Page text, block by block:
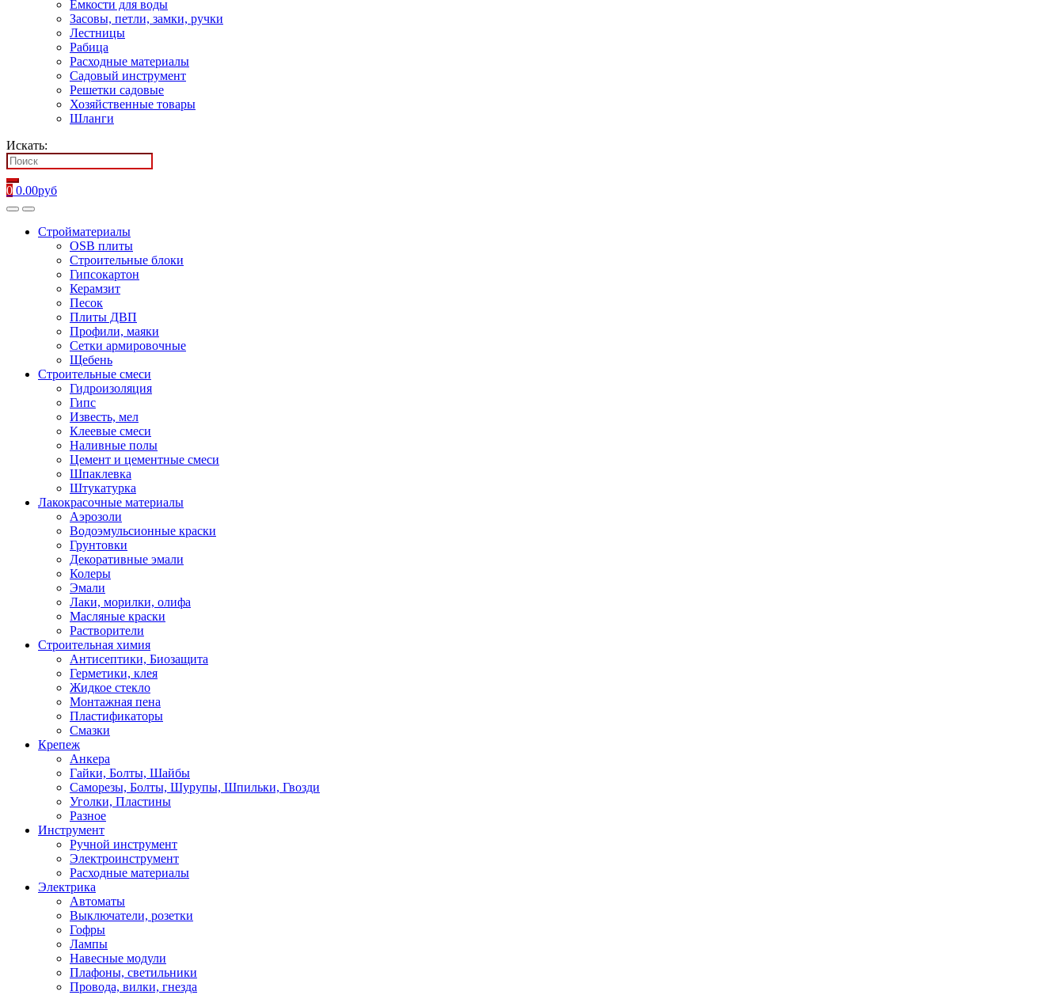
Емкости для воды
Засовы, петли, замки, ручки
Лестницы
Рабица
Расходные материалы
Садовый инструмент
Решетки садовые
Хозяйственные товары
Шланги
Искать:
0 0.00руб
Стройматериалы
OSB плиты
Строительные блоки
Гипсокартон
Керамзит
Песок
Плиты ДВП
Профили, маяки
Сетки армировочные
Щебень
Строительные смеси
Гидроизоляция
Гипс
Известь, мел
Клеевые смеси
Наливные полы
Цемент и цементные смеси
Шпаклевка
Штукатурка
Лакокрасочные материалы
Аэрозоли
Водоэмульсионные краски
Грунтовки
Декоративные эмали
Колеры
Эмали
Лаки, морилки, олифа
Масляные краски
Растворители
Строительная химия
Антисептики, Биозащита
Герметики, клея
Жидкое стекло
Монтажная пена
Пластификаторы
Смазки
Крепеж
Анкера
Гайки, Болты, Шайбы
Саморезы, Болты, Шурупы, Шпильки, Гвозди
Уголки, Пластины
Разное
Инструмент
Ручной инструмент
Электроинструмент
Расходные материалы
Электрика
Автоматы
Выключатели, розетки
Гофры
Лампы
Навесные модули
Плафоны, светильники
Провода, вилки, гнезда